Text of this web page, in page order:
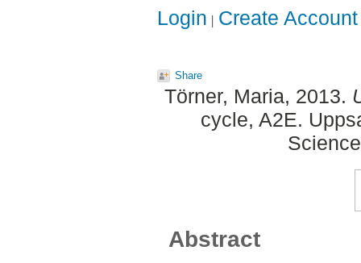
Login Create Account
Share
Törner, Maria, 2013.
cycle, A2E.
Abstract